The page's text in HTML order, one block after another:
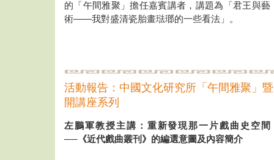
的「午間雅聚」擔任嘉賓講者，講題為「君王與藝
術——我對盛清瓷胎畫琺瑯的一些看法」。
活動報告：中國文化研究所「午間雅聚」
開講座系列
左鵬軍教授主講：重新發現那一片戲曲史空間
──《近代戲曲叢刊》的編選意圖及內容簡介